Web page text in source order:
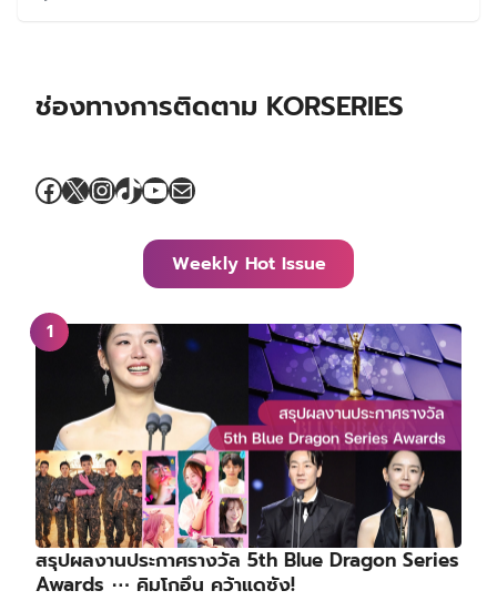
ช่องทางการติดตาม KORSERIES
Facebook
X Instagram
TikTok
YouTube
Mail
Weekly Hot Issue
สรุปผลงานประกาศรางวัล 5th Blue Dragon Series
Awards ⋯ คิมโกอึน คว้าแดซัง!